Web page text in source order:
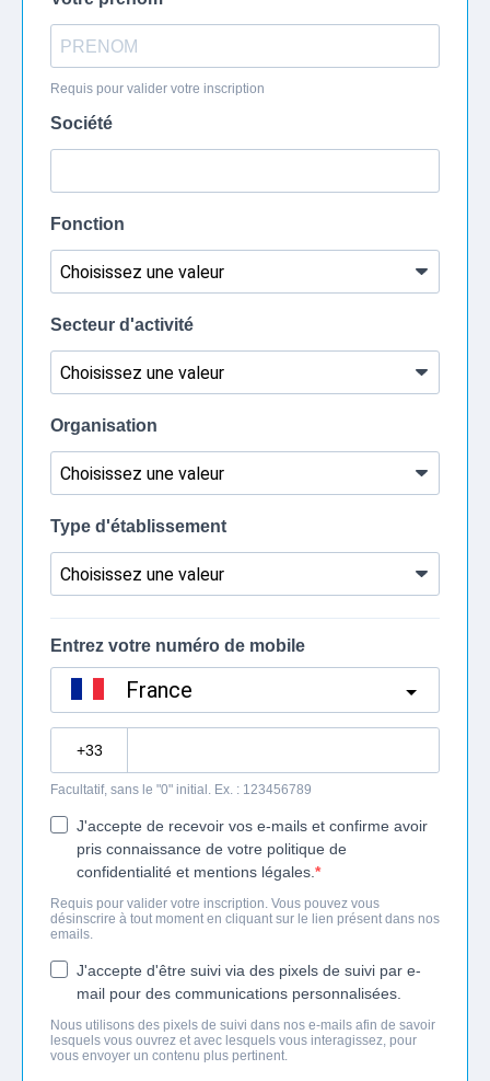
Requis pour valider votre inscription
Société
Fonction
Secteur d'activité
Organisation
Type d'établissement
Entrez votre numéro de mobile
France
Facultatif, sans le "0" initial. Ex. : 123456789
J'accepte de recevoir vos e-mails et confirme avoir
pris connaissance de votre politique de
confidentialité et mentions légales.
Requis pour valider votre inscription. Vous pouvez vous
désinscrire à tout moment en cliquant sur le lien présent dans nos
emails.
J'accepte d'être suivi via des pixels de suivi par e-
mail pour des communications personnalisées.
Nous utilisons des pixels de suivi dans nos e-mails afin de savoir
lesquels vous ouvrez et avec lesquels vous interagissez, pour
vous envoyer un contenu plus pertinent.